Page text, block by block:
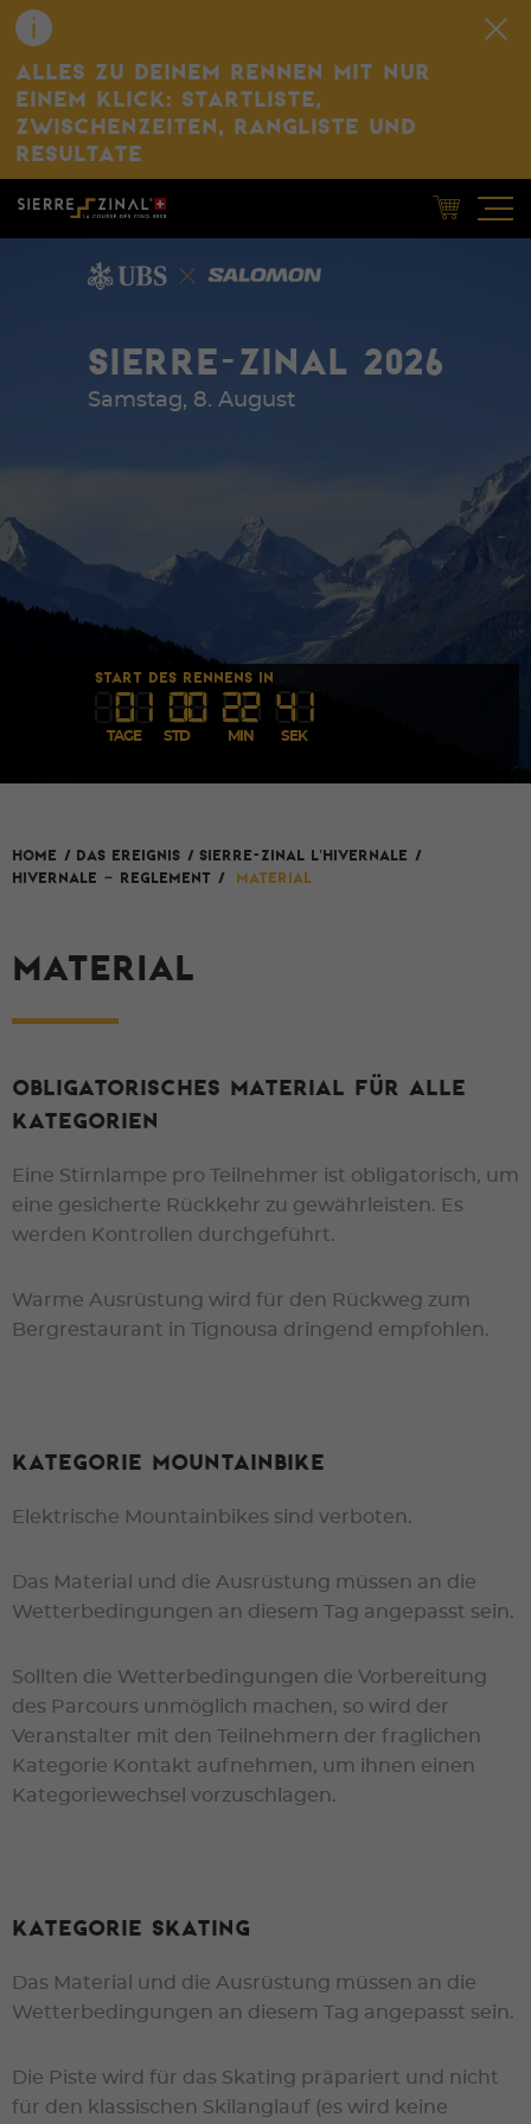
ALLES ZU DEINEM RENNEN MIT NUR
EINEM KLICK: STARTLISTE,
ZWISCHENZEITEN, RANGLISTE UND
RESULTATE
SIERRE-ZINAL 2026
Samstag, 8. August
START DES RENNENS IN
0 1 00 22 4 1
TAGE STD MIN SEK
HOME / Das Ereignis / SIERRE-ZINAL L'HIVERNALE /
Hivernale – Reglement / Material
MATERIAL
OBLIGATORISCHES MATERIAL für alle
Kategorien
Eine Stirnlampe pro Teilnehmer ist obligatorisch, um
eine gesicherte Rückkehr zu gewährleisten. Es
werden Kontrollen durchgeführt.
Warme Ausrüstung wird für den Rückweg zum
Bergrestaurant in Tignousa dringend empfohlen.
Kategorie Mountainbike
Elektrische Mountainbikes sind verboten.
Das Material und die Ausrüstung müssen an die
Wetterbedingungen an diesem Tag angepasst sein.
Sollten die Wetterbedingungen die Vorbereitung
des Parcours unmöglich machen, so wird der
Veranstalter mit den Teilnehmern der fraglichen
Kategorie Kontakt aufnehmen, um ihnen einen
Kategoriewechsel vorzuschlagen.
Kategorie Skating
Das Material und die Ausrüstung müssen an die
Wetterbedingungen an diesem Tag angepasst sein.
Die Piste wird für das Skating präpariert und nicht
für den klassischen Skilanglauf (es wird keine